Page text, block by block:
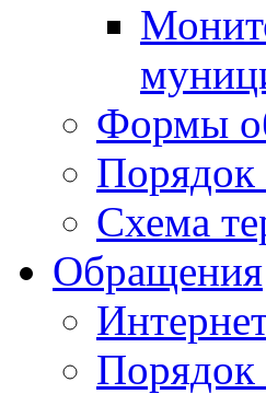
Формы
Порядок
Схема
Обращения
Порядок